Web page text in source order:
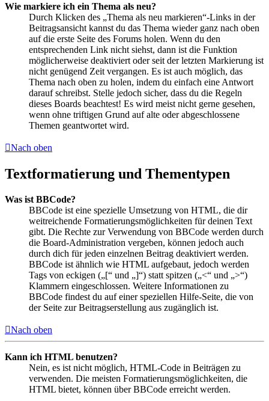
Wie markiere ich ein Thema als neu?
Durch Klicken des „Thema als neu markieren“-Links in der
Beitragsansicht kannst du das Thema wieder ganz nach oben
auf die erste Seite des Forums holen. Wenn du den
entsprechenden Link nicht siehst, dann ist die Funktion
möglicherweise deaktiviert oder seit der letzten Markierung ist
nicht genügend Zeit vergangen. Es ist auch möglich, das
Thema nach oben zu holen, indem du einfach eine Antwort
darauf schreibst. Stelle jedoch sicher, dass du die Regeln
dieses Boards beachtest! Es wird meist nicht gerne gesehen,
wenn ohne triftigen Grund auf alte oder abgeschlossene
Themen geantwortet wird.
Nach oben
Textformatierung und Thementypen
Was ist BBCode?
BBCode ist eine spezielle Umsetzung von HTML, die dir
weitreichende Formatierungsmöglichkeiten für deinen Text
gibt. Die Rechte zur Verwendung von BBCode werden durch
die Board-Administration vergeben, können jedoch auch
durch dich für jeden einzelnen Beitrag deaktiviert werden.
BBCode ist ähnlich wie HTML aufgebaut, jedoch werden
Tags von eckigen („[“ und „]“) statt spitzen („<“ und „>“)
Klammern eingeschlossen. Weitere Informationen zu
BBCode findest du auf einer speziellen Hilfe-Seite, die von
der Seite zur Beitragserstellung aus zugänglich ist.
Nach oben
Kann ich HTML benutzen?
Nein, es ist nicht möglich, HTML-Code in Beiträgen zu
verwenden. Die meisten Formatierungsmöglichkeiten, die
HTML bietet, können über BBCode erreicht werden.